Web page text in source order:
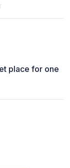
place for one